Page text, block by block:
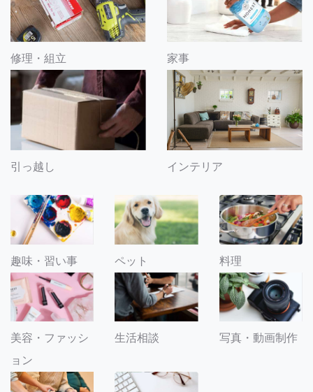
修理・組立 家事
引っ越し インテリア
趣味・習い事 ペット 料理
美容・ファッシ
ョン
生活相談 写真・動画制作